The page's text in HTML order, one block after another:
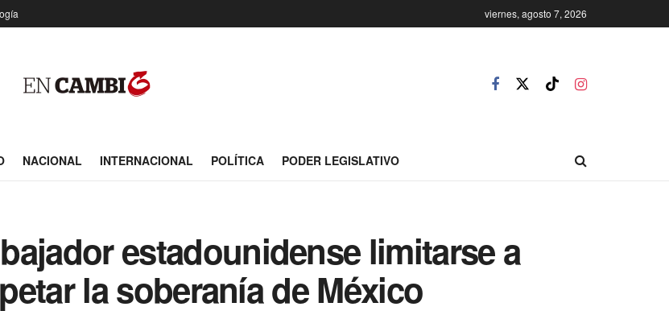
viernes, agosto 7, 2026
NACIONAL INTERNACIONAL POLÍTICA PODER LEGISLATIVO
estadounidense limitarse a
la soberanía de México